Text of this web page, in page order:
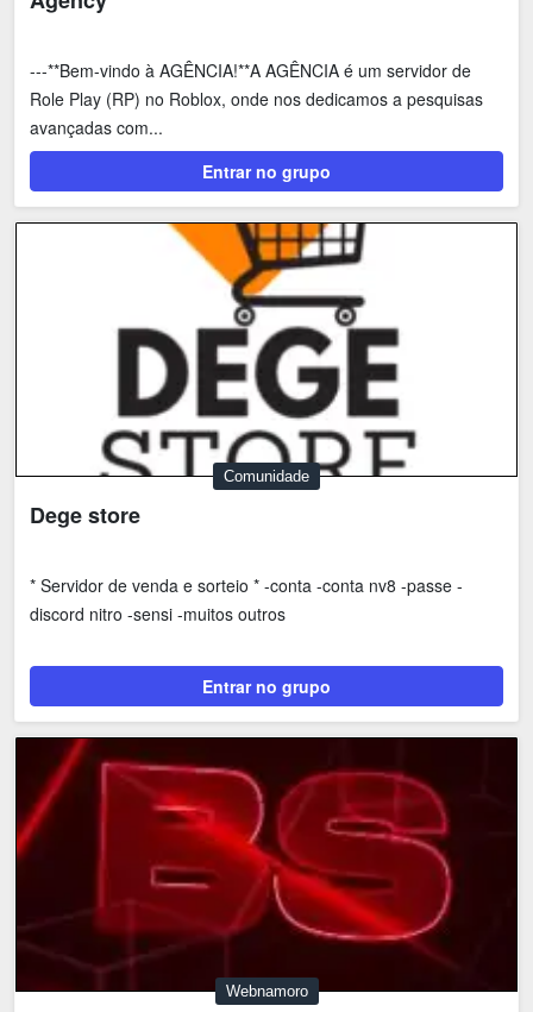
---**Bem-vindo à AGÊNCIA!**A AGÊNCIA é um servidor de
Role Play (RP) no Roblox, onde nos dedicamos a pesquisas
avançadas com...
Entrar no grupo
Comunidade
Dege store
* Servidor de venda e sorteio * -conta -conta nv8 -passe -
discord nitro -sensi -muitos outros
Entrar no grupo
Webnamoro